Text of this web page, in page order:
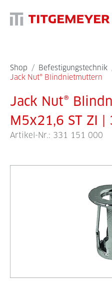
Shop / Befestigungstechnik
Jack Nut® Blindnietmuttern
Jack Nut®
M5x21,6 ST ZI |
Artikel-Nr.: 331 151 000